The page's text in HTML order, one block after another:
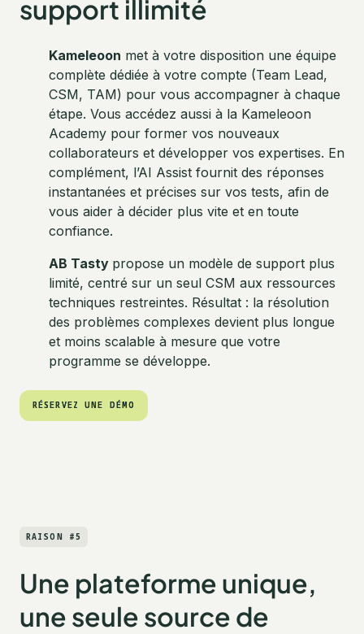
support illimité
Kameleoon met à votre disposition une équipe
complète dédiée à votre compte (Team Lead,
CSM, TAM) pour vous accompagner à chaque
étape. Vous accédez aussi à la Kameleoon
Academy pour former vos nouveaux
collaborateurs et développer vos expertises. En
complément, l’AI Assist fournit des réponses
instantanées et précises sur vos tests, afin de
vous aider à décider plus vite et en toute
confiance.
AB Tasty propose un modèle de support plus
limité, centré sur un seul CSM aux ressources
techniques restreintes. Résultat : la résolution
des problèmes complexes devient plus longue
et moins scalable à mesure que votre
programme se développe.
RÉSERVEZ UNE DÉMO
RÉSERVEZ UNE DÉMO
RAISON #5
Une plateforme unique,
une seule source de